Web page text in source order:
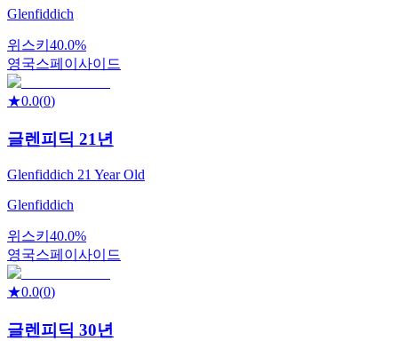
Glenfiddich
위스키 40.0%
영국스페이사이드
★0.0(0)
글렌피딕 21년
Glenfiddich 21 Year Old
Glenfiddich
위스키 40.0%
영국스페이사이드
★0.0(0)
글렌피딕 30년